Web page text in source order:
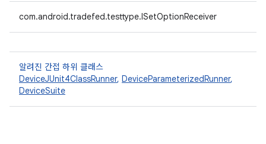
com.android.tradefed.testtype.ISetOptionReceiver
알려진 간접 하위 클래스
DeviceJUnit4ClassRunner, DeviceParameterizedRunner,
DeviceSuite